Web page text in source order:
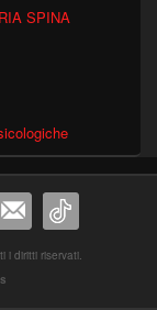
SPINA
i diritti riservati.